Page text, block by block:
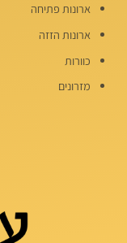
ארונות פתיחה
ארונות הזזה
כוורות
מזרונים